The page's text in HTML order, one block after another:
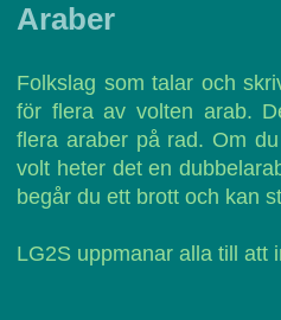
Araber
Folkslag som talar och
för flera av volten arab.
flera araber på rad. Om
volt heter det en
begår du ett brott och kan
LG2S uppmanar alla till att